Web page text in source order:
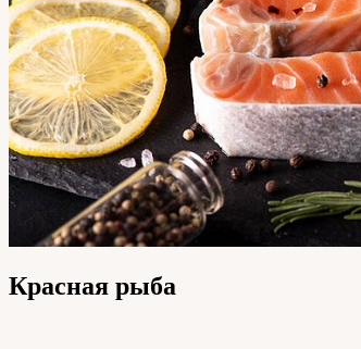
Красная рыба